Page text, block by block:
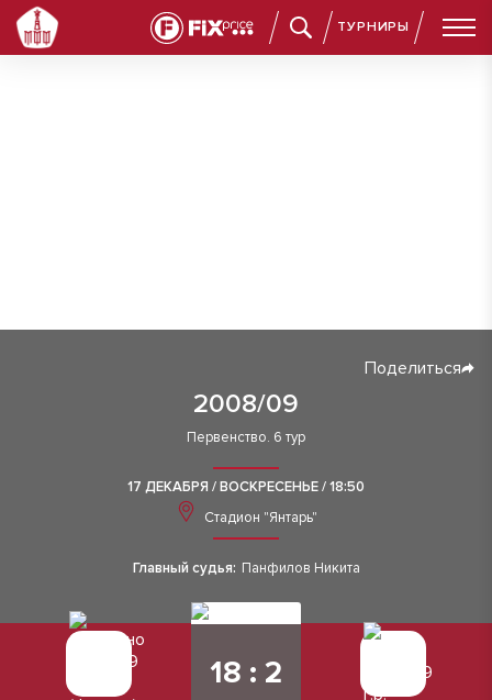
ТУРНИРЫ
2008/09
Поделиться
Первенство. 6 тур
17 ДЕКАБРЯ / ВОСКРЕСЕНЬЕ / 18:50
Стадион "Янтарь"
Главный судья: Панфилов Никита
18 : 2